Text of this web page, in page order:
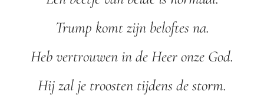
Trump komt zijn beloftes na.
Heb vertrouwen in de Heer onze God.
Hij zal je troosten tijdens de storm.